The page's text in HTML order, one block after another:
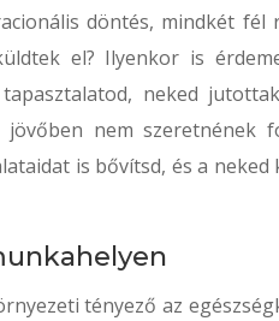
döntés, mindkét
el? Ilyenkor is
neked
nem szeretnének
is bővítsd, és a
tényező az